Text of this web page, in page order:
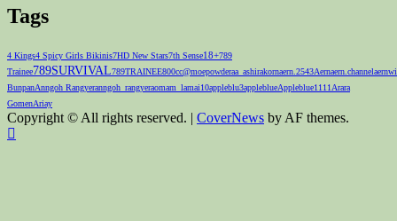
Tags
4 Kings4 Spicy Girls Bikinis7HD New Stars7th Sense18+789
Trainee789SURVIVAL789TRAINEE800cc@moepowderaa_ashirakornaern.2543Aernaern.channel
BunpanAnngoh Rangyeranngoh_rangyeraomam_lamai10appleblu3appleblueAppleblue1111 Arara
GomenAriay
Copyright © All rights reserved. | CoverNews by AF themes.